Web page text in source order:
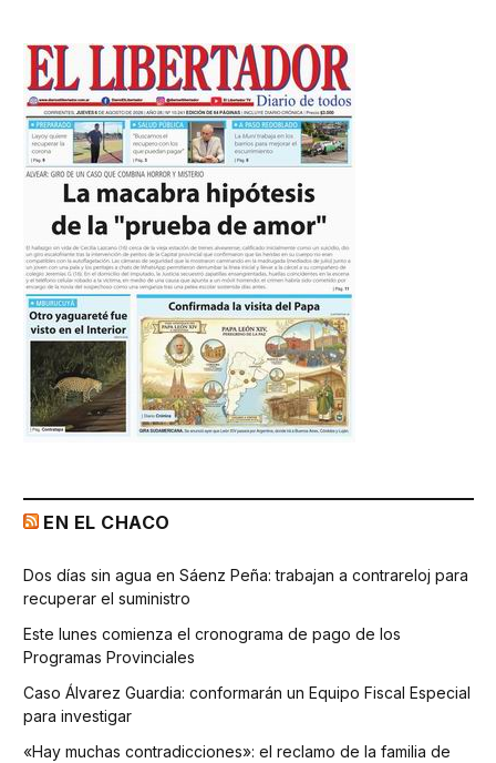
EN EL CHACO
Dos días sin agua en Sáenz Peña: trabajan a contrareloj para
recuperar el suministro
Este lunes comienza el cronograma de pago de los
Programas Provinciales
Caso Álvarez Guardia: conformarán un Equipo Fiscal Especial
para investigar
«Hay muchas contradicciones»: el reclamo de la familia de